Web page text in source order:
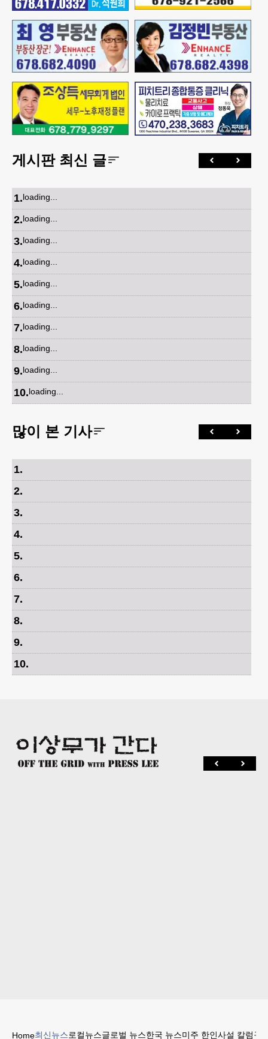
게시판 최신 글
1.loading...
2.loading...
3.loading...
4.loading...
5.loading...
6.loading...
7.loading...
8.loading...
9.loading...
10.loading...
많이 본 기사
1.
2.
3.
4.
5.
6.
7.
8.
9.
10.
Home최신뉴스로컬뉴스글로벌 뉴스한국 뉴스미주 한인사설 칼럼구